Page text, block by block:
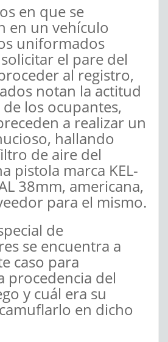
en que se
en un vehículo
uniformados
el pare del
al registro,
notan la actitud
los ocupantes,
a realizar un
hallando
de aire del
pistola marca KEL-
38mm, americana,
para el mismo.
de
se encuentra a
caso para
procedencia del
y cuál era su
en dicho